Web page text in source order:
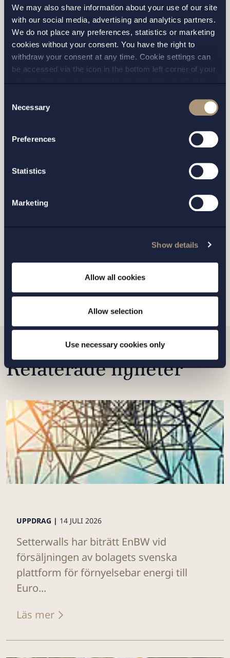
We may also share information about your use of our site
with our social media, advertising and analytics partners.
We do not place any preferences, statistics or marketing
cookies without your consent. You have the right to
withdraw your consent at any time. Cookie settings can
be accessed via the icon in the bottom left corner of your
screen. Should you choose to not consent we will only
andprivacy policy
for more details on cookies and our
Selection
Necessary
Preferences
Statistics
Marketing
Show details
Allow all cookies
Allow selection
Use necessary cookies only
Jag har läst och samtycker till Setterwalls
Relaterade nyheter
UPPDRAG | 14 JULI 2026
Setterwalls har biträtt EnBW vid
försäljningen av bolagets svenska
plattform för förnyelsebar energi till
Euro...
Läs mer